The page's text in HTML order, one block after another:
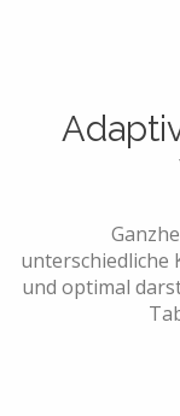
unterschiedliche
und optimal